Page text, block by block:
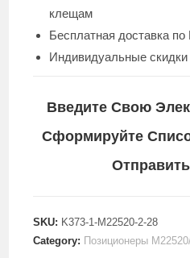
клещам
Бесплатная доставка по
Индивидуальные
Введите Свою
Сформируйте
SKU: K373-1-M22520-2-28
Category: Позиционеры